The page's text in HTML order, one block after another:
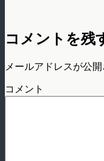
コメントを残
メールアドレスが公
コメント